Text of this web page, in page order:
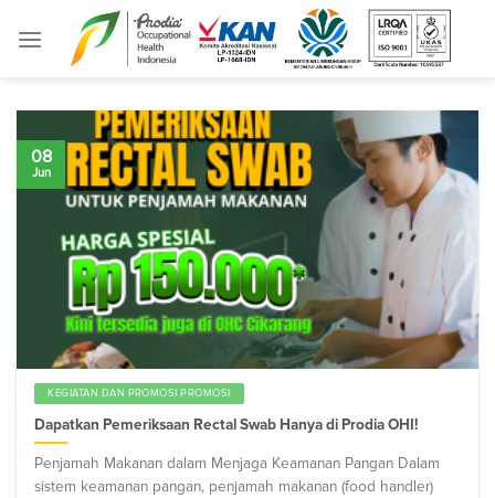
KEGIATAN DAN PROMOSI PROMOSI
Dapatkan Pemeriksaan Rectal Swab Hanya di Prodia OHI!
Penjamah Makanan dalam Menjaga Keamanan Pangan Dalam
sistem keamanan pangan, penjamah makanan (food handler)
08
Jun